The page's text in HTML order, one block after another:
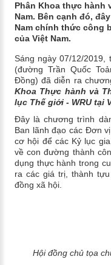
Phân Khoa thực hành
Nam. Bên cạnh đó,
Nam chính thức công
của Việt Nam.
Sáng ngày 07/12/
(đường Trần Quốc
Đồng) đã diễn ra
Khoa Thực hành và
lục Thế giới - WRU tại
Đây là chương trình
Ban lãnh đạo các Đơn
cơ hội để các Kỷ lục
về con đường thành
dụng thực hành trong
ra các giá trị, thành
đồng xã hội.
Hội đồng chủ tọa